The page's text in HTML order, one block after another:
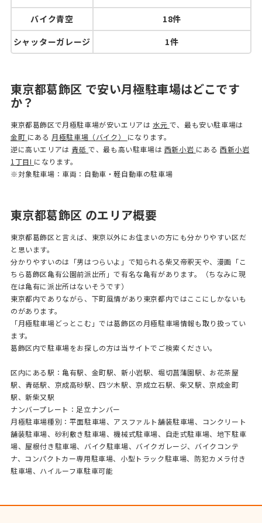
バイク青空
18件
シャッターガレージ
1件
東京都葛飾区 で安い月極駐車場はどこです
か？
東京都葛飾区で月極駐車場が安いエリアは 水元 で、最も安い駐車場は
金町 にある 月極駐車場（バイク） になります。
逆に高いエリアは 青砥で、最も高い駐車場は 西新小岩 にある西新小岩
1丁目I になります。
※対象駐車場：車両：自動車・軽自動車の駐車場
東京都葛飾区 のエリア概要
東京都葛飾区と言えば、東京以外にお住まいの方にも分かりやすい区だ
と思います。
分かりやすいのは「男はつらいよ」で知られる柴又帝釈天や、漫画「こ
ちら葛飾区亀有公園前派出所」で有名な亀有があります。（ちなみに現
在は亀有に派出所はないそうです）
東京都内でありながら、下町風情があり東京都内ではここにしかないも
のがあります。
「月極駐車場どっとこむ」では葛飾区の月極駐車場情報も取り扱ってい
ます。
葛飾区内で駐車場をお探しの方は当サイトでご検索ください。
区内にある駅：亀有駅、金町駅、新小岩駅、堀切菖蒲園駅、お花茶屋
駅、青砥駅、京成高砂駅、四ツ木駅、京成立石駅、柴又駅、京成金町
駅、新柴又駅
ナンバープレート：足立ナンバー
月極駐車場種別：平面駐車場、アスファルト舗装駐車場、コンクリート
舗装駐車場、砂利敷き駐車場、機械式駐車場、自走式駐車場、地下駐車
場、屋根付き駐車場、バイク駐車場、バイクガレージ、バイクコンテ
ナ、コンパクトカー専用駐車場、小型トラック駐車場、防犯カメラ付き
駐車場、ハイルーフ車駐車可能